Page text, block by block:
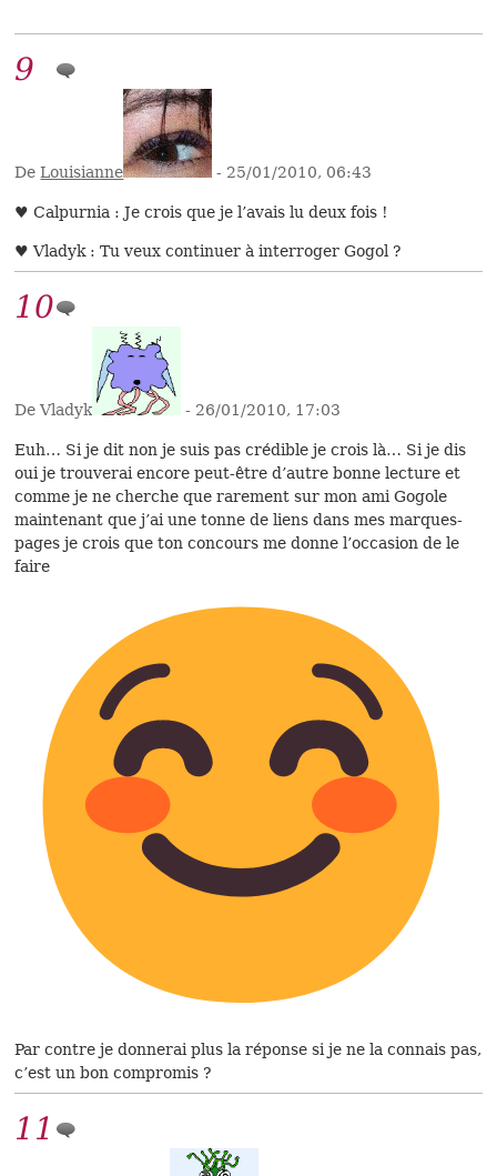
9
DeLouisianne - 25/01/2010, 06:43
♥ Calpurnia : Je crois que je l’avais lu deux fois !
♥ Vladyk : Tu veux continuer à interroger Gogol ?
10
De Vladyk - 26/01/2010, 17:03
Euh… Si je dit non je suis pas crédible je crois là… Si je dis
oui je trouverai encore peut-être d’autre bonne lecture et
comme je ne cherche que rarement sur mon ami Gogole
maintenant que j’ai une tonne de liens dans mes marques-
pages je crois que ton concours me donne l’occasion de le
faire
Par contre je donnerai plus la réponse si je ne la connais pas,
c’est un bon compromis ?
11